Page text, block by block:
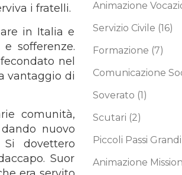
i fratelli.
in Italia e
sofferenze.
nel
vantaggio di
comunità,
nuovo
dovettero
Suor
Animazione
Servizio Civile (16)
Formazione (7)
Comunicazione
Soverato (1)
Scutari (2)
Piccoli Passi
Animazione